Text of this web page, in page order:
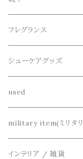
CountyComm(カウン
decka(デカ)
dros dro(ドロスドロ)
DETAIL(ディティール)
THE FLAVOR
シャツ
カーディガン
サンダル
腕時計
キーアクセサリー
財布、コインケース、マ
鞄
ネックレス
フレグランス
シューケアグッズ
used
リメイク
アクセサリー
military item(ミリタリ
インテリア / 雑貨